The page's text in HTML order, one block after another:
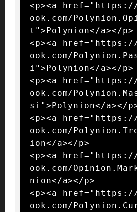
<p><a href="https://
ook.com/
t">Polynion</a></p>
<p><a href="https://
ook.com/
i">Polynion</a></p>
<p><a href="https://
ook.com/
si">Polynion</a></
<p><a href="https://
ook.com/
ion</a></p>
<p><a href="https://
ook.com/
nion</a></p>
<p><a href="https://
ook.com/